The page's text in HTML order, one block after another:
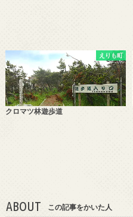
えりも町
クロマツ林遊歩道
ABOUT この記事をかいた人